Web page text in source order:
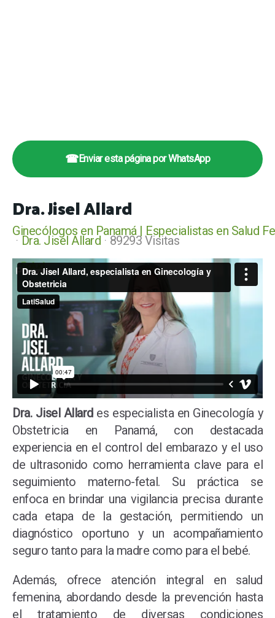
☎Enviar esta página por WhatsApp
Dra. Jisel Allard
Ginecólogos en Panamá | Especialistas en Salud
Dra. Jisel Allard 89293 Visitas
Dra. Jisel Allardes especialista en Ginecología y
Obstetricia en Panamá, con destacada
experiencia en el control del embarazo y el uso
de ultrasonido como herramienta clave para el
seguimiento materno-fetal. Su práctica se
enfoca en brindar una vigilancia precisa durante
cada etapa de la gestación, permitiendo un
diagnóstico oportuno y un acompañamiento
seguro tanto para la madre como para el bebé.
Además, ofrece atención integral en salud
femenina, abordando desde la prevención hasta
el tratamiento de diversas condiciones